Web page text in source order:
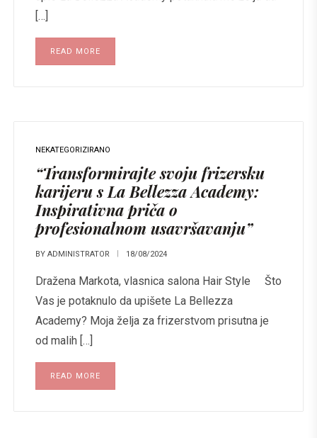
[…]
READ MORE
NEKATEGORIZIRANO
“Transformirajte svoju frizersku
karijeru s La Bellezza Academy:
Inspirativna priča o
profesionalnom usavršavanju”
BY ADMINISTRATOR 18/08/2024
Dražena Markota, vlasnica salona Hair Style Što
Vas je potaknulo da upišete La Bellezza
Academy? Moja želja za frizerstvom prisutna je
od malih […]
READ MORE